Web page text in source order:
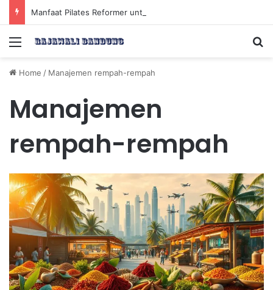
Menu
Home / Manajemen rempah-rempah
Manajemen
rempah-rempah